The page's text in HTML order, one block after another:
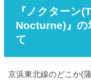
『ノクターン
Nocturne)』の
て
京浜東北線のどこか(